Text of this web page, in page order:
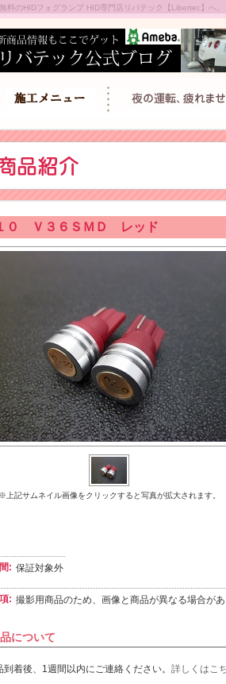
のHIDフォグランプ HID専門店リバテック【Libertec】へ。
０ Ｖ３６ＳＭＤ レッド
※上記サムネイル画像をクリックすると写真が拡大されます。
: 保証対象外
: 撮影用商品のため、画像と商品が異なる場合が
について
到着後、1週間以内にご連絡ください。 詳しくはこ